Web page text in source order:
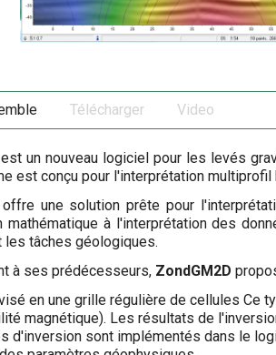
Télécharger Video
est un nouveau logiciel pour les levés
est conçu pour l'interprétation
offre une solution prête pour
mathématique à l'interprétation des
les tâches géologiques.
à ses prédécesseurs, ZondGM2D
en une grille régulière de cellules Ce
magnétique). Les résultats de
d'inversion sont implémentés dans le